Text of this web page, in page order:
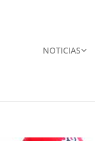
NOTICIAS